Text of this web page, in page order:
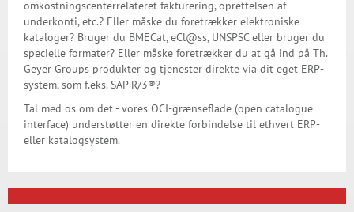
omkostningscenterrelateret fakturering, oprettelsen af
underkonti, etc.? Eller måske du foretrækker elektroniske
kataloger? Bruger du BMECat, eCl@ss, UNSPSC eller bruger du
specielle formater? Eller måske foretrækker du at gå ind på Th.
Geyer Groups produkter og tjenester direkte via dit eget ERP-
system, som f.eks. SAP R/3®?
Tal med os om det - vores OCI-grænseflade (open catalogue
interface) understøtter en direkte forbindelse til ethvert ERP-
eller katalogsystem.